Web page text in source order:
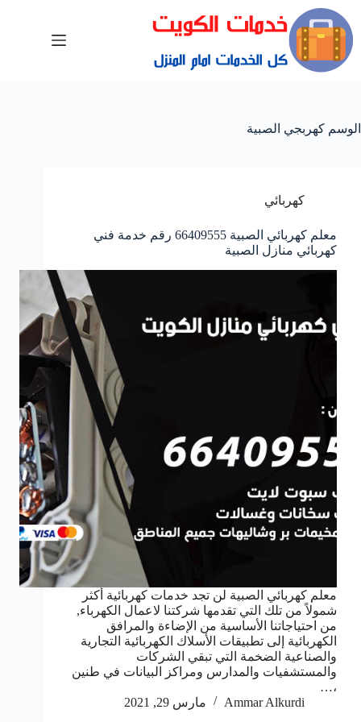
الوسم كهربجي الصبية
كهربائي
معلم كهربائي الصبية 66409555 رقم خدمة فني
كهربائي منازل الصبية
معلم كهربائي الصبية لن تجد خدمات كهربائية أكثر
شمولاً من تلك التي تقدمها شركتنا لاعمال الكهرباء,
من احتياجاتنا الأساسية من الإضاءة والمرافق
الكهربائية إلى تطبيقات الأسلاك الكهربائية التجارية
والصناعية الضخمة التي تبقي الشركات
والمستشفيات والمدارس ومراكز البيانات في طنين
،…
Ammar Alkurdi
مارس 29, 2021